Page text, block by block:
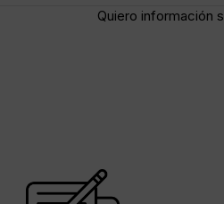
Quiero información